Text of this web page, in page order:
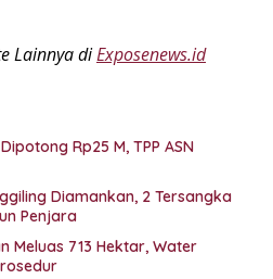
Lainnya diExposenews.id
Rp25 M, TPP ASN
Diamankan, 2 Tersangka
Penjara
Meluas 713 Hektar, Water